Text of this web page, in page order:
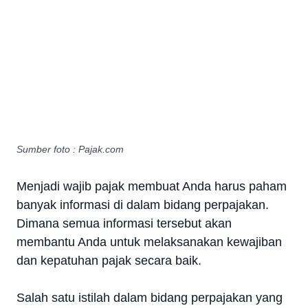
Sumber foto : Pajak.com
Menjadi wajib pajak membuat Anda harus paham
banyak informasi di dalam bidang perpajakan.
Dimana semua informasi tersebut akan
membantu Anda untuk melaksanakan kewajiban
dan kepatuhan pajak secara baik.
Salah satu istilah dalam bidang perpajakan yang